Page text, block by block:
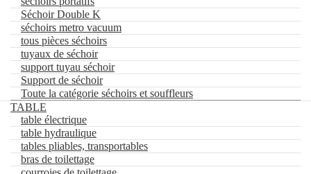
SÉCHOIR
séchoirs à vitesses
séchoirs vitesses variables
séchoirs sur pied
séchoirs portatifs
Séchoir Double K
séchoirs metro vacuum
tous pièces séchoirs
tuyaux de séchoir
support tuyau séchoir
Support de séchoir
Toute la catégorie séchoirs et souffleurs
TABLE
table électrique
Séchoir Double K
séchoirs metro vacuum
tous pièces séchoirs
tuyaux de séchoir
support tuyau séchoir
Support de séchoir
Toute la catégorie séchoirs et souffleurs
TABLE
table électrique
table hydraulique
tables pliables, transportables
bras de toilettage